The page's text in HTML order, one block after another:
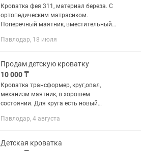
Кроватка фея 311, материал береза. С
ортопедическим матрасиком.
Поперечный маятник, вместительный
в чистом упакованном виде. Цвет
Павлодар, 18 июля
Продам детскую кроватку
10 000 ₸
Кроватка трансформер, круг,овал,
механизм маятник, в хорошем
состоянии. Для круга есть новый
подарок.
Павлодар, 4 августа
Детская кроватка